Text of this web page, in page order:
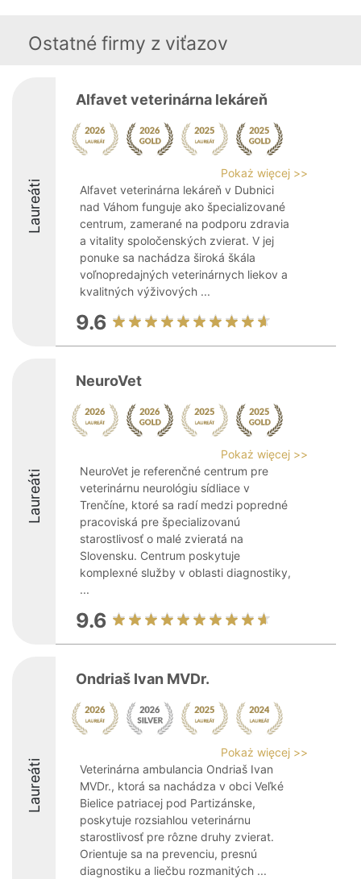
Ostatné firmy z viťazov
Laureáti
Alfavet veterinárna lekáreň
Pokaż więcej >>
Alfavet veterinárna lekáreň v Dubnici
nad Váhom funguje ako špecializované
centrum, zamerané na podporu zdravia
a vitality spoločenských zvierat. V jej
ponuke sa nachádza široká škála
voľnopredajných veterinárnych liekov a
kvalitných výživových ...
9.6
Laureáti
NeuroVet
Pokaż więcej >>
NeuroVet je referenčné centrum pre
veterinárnu neurológiu sídliace v
Trenčíne, ktoré sa radí medzi popredné
pracoviská pre špecializovanú
starostlivosť o malé zvieratá na
Slovensku. Centrum poskytuje
komplexné služby v oblasti diagnostiky,
...
9.6
Laureáti
Ondriaš Ivan MVDr.
Pokaż więcej >>
Veterinárna ambulancia Ondriaš Ivan
MVDr., ktorá sa nachádza v obci Veľké
Bielice patriacej pod Partizánske,
poskytuje rozsiahlou veterinárnu
starostlivosť pre rôzne druhy zvierat.
Orientuje sa na prevenciu, presnú
diagnostiku a liečbu rozmanitých ...